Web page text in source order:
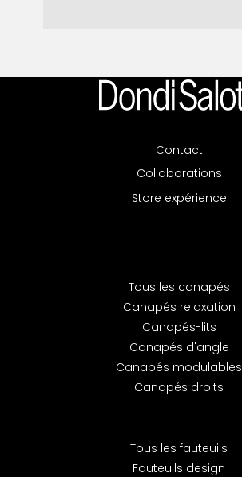
Tous les canapés
Canapés relaxation
Canapés-lits
Canapés d'angle
Canapés modulables
Canapés droits
Tous les fauteuils
Fauteuils design
Contact
Collaborations
Store expérience